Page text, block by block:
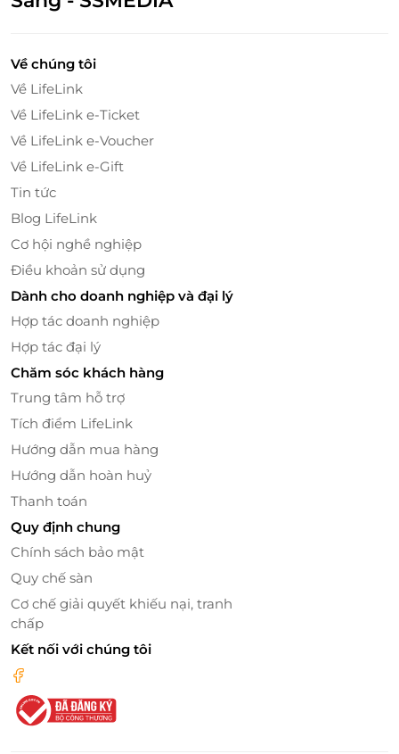
Bữa ăn ngon lành với Set menu 125K – Dành
riêng cho bé tại Safari
Sau hành trình khám phá đầy phấn khích, bé sẽ
được nạp năng lượng với
VNĐ tại nhà hàng Safari
hợp khẩu vị trẻ nhỏ, đảm bảo đầy đủ dinh dưỡng và
trình bày hấp dẫn. Không gian ăn uống sạch sẽ,
thoáng đãng, gần gũi với thiên nhiên tạo điều kiện
để bé vừa ăn ngon miệng, vừa nghỉ ngơi thư giãn.
Đặt dịch vụ dễ dàng – Ưu đãi siêu tiết
kiệm cùng LifeLink
Voucher giảm giá – Combo tiết kiệm trọn gói
cho cả gia đình
Chỉ với một lần đặt, bạn đã có ngay
Về chúng tôi
Về LifeLink
Về LifeLink e-Ticket
Về LifeLink e-Voucher
Về LifeLink e-Gift
Tin tức
Blog LifeLink
Cơ hội nghề nghiệp
Điều khoản sử dụng
Dành cho doanh nghiệp và đại lý
Hợp tác doanh nghiệp
Hợp tác đại lý
Chăm sóc khách hàng
Trung tâm hỗ trợ
Tích điểm LifeLink
Hướng dẫn mua hàng
Hướng dẫn hoàn huỷ
Thanh toán
Quy định chung
Chính sách bảo mật
Quy chế sàn
Cơ chế giải quyết khiếu nại, tranh
chấp
Kết nối với chúng tôi